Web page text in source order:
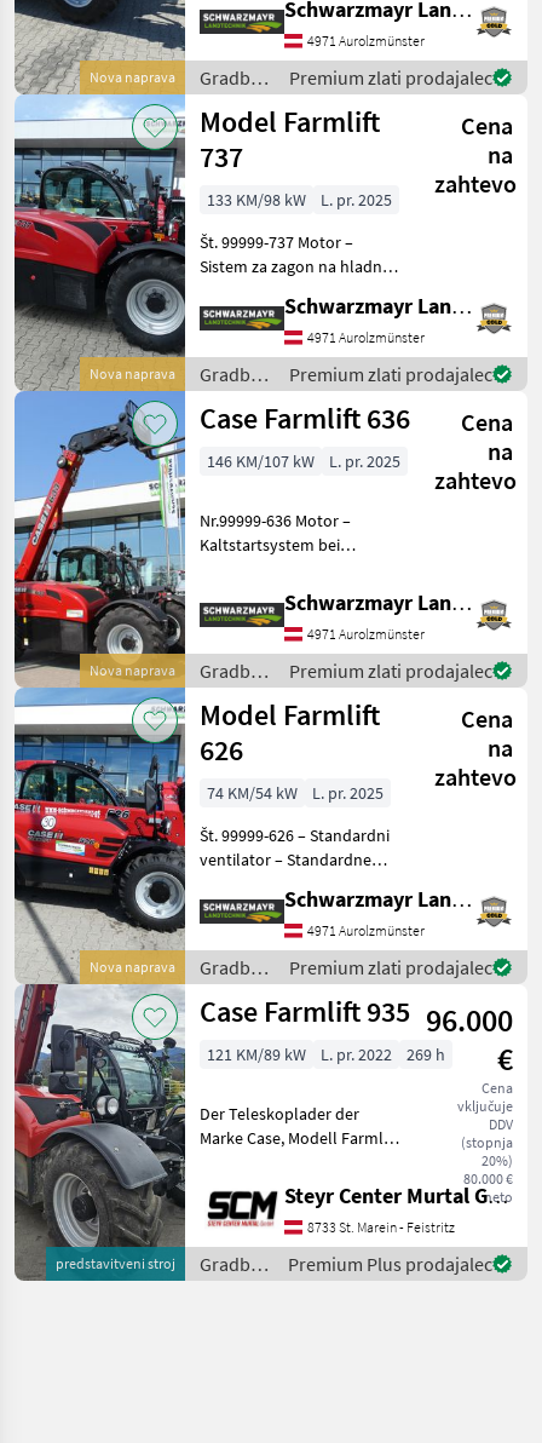
Nova naprava
– Standardni hladilni sistem
– ventilator – Motor 96 kW /
145 PS stopnja V Menjalnik
– Av
Schwarzmayr Landtechnik GmbH - Aurolzmünster
4971 Aurolzmünster
Gradbeni
stroji /
Case IH
Premium zlati prodajalec
Nova naprava
Model Farmlift
737
Cena
na
zahtevo
133 KM/98 kW
L. pr. 2025
Št. 99999-737 Motor –
Sistem za zagon na hladno
°C, ojačena baterija,
predogrevanje zraka za
sesanje – Standardni
hladilni sistem – ventila
Schwarzmayr Landtechnik GmbH - Aurolzmünster
4971 Aurolzmünster
Gradbeni
stroji /
Case IH
Premium zlati prodajalec
Nova naprava
Case Farmlift 636
Cena
na
zahtevo
146 KM/107 kW L. pr. 2025
Nr.99999-636 Motor –
Kaltstartsystem bei
verstärkte Batterie,
Luftansaug-Vorwärmung –
Standard Kühlsystem –
Lüfter – Motor 96 kW / 145
Schwarzmayr Landtechnik GmbH - Aurolzmünster
4971 Aurolzmünster
Gradbeni
stroji /
Case IH
Premium zlati prodajalec
Nova naprava
Model Farmlift
626
Cena
na
zahtevo
74 KM/54 kW
L. pr. 2025
Št. 99999-626 – Standardni
ventilator – Standardne
delovna žarometa spredaj
in zadaj na kabini –
Hidravlika in vlečne
naprave: – Euro hitri m
Schwarzmayr Landtechnik GmbH - Aurolzmünster
4971 Aurolzmünster
Gradbeni
stroji /
Case IH
Premium zlati prodajalec
predstavitveni stroj
Case Farmlift 935 96.000
€
Cena
vključuje
DDV
(stopnja
20%)
80.000 €
neto
121 KM/89 kW L. pr. 2022 269 h
Der Teleskoplader der
Marke Case, Modell Farmlift
leistungsstarken 121 PS
Motor und wurde im Jahr
2022 hergestellt. Mit nur
269 Betriebsstund
Steyr Center Murtal GmbH
8733 St. Marein - Feistritz
Gradbeni
stroji /
Premium Plus prodajalec